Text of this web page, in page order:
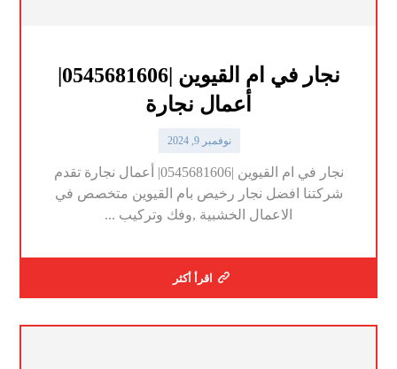
أعمال نجارة
نوفمبر 9, 2024
نجار في ام القيوين |0545681606| أعمال نجارة تقدم
شركتنا افضل نجار رخيص بام القيوين متخصص في
الاعمال الخشبية ,وفك وتركيب ...
اقرأ أكثر